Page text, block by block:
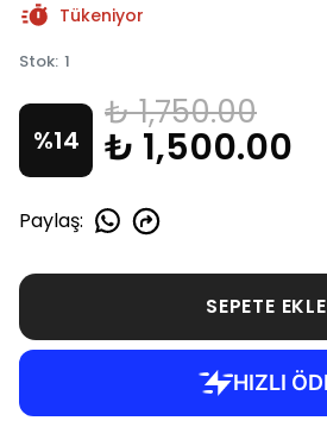
Tükeniyor
Stok: 1
%14
₺ 1,750.00
₺ 1,500.00
Paylaş:
SEPETE EKLE